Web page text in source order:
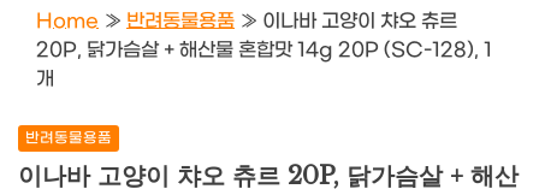
Home » 반려동물용품 » 이나바 고양이 챠오 츄르
20P, 닭가슴살 + 해산물 혼합맛 14g 20P (SC-128), 1
개
반려동물용품
이나바 고양이 챠오 츄르 20P, 닭가슴살 + 해산